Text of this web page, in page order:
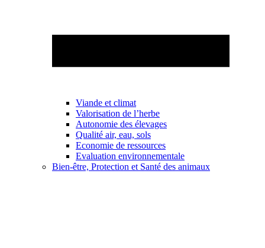
Viande et climat
Valorisation de l’herbe
Autonomie des élevages
Qualité air, eau, sols
Economie de ressources
Evaluation environnementale
Bien-être, Protection et Santé des animaux